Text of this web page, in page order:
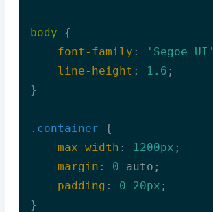
body {
font-family : 'Segoe UI'
line-height : 1.6 ;
}
.container {
max-width : 1200px ;
margin : 0 auto;
padding : 0 20px ;
}